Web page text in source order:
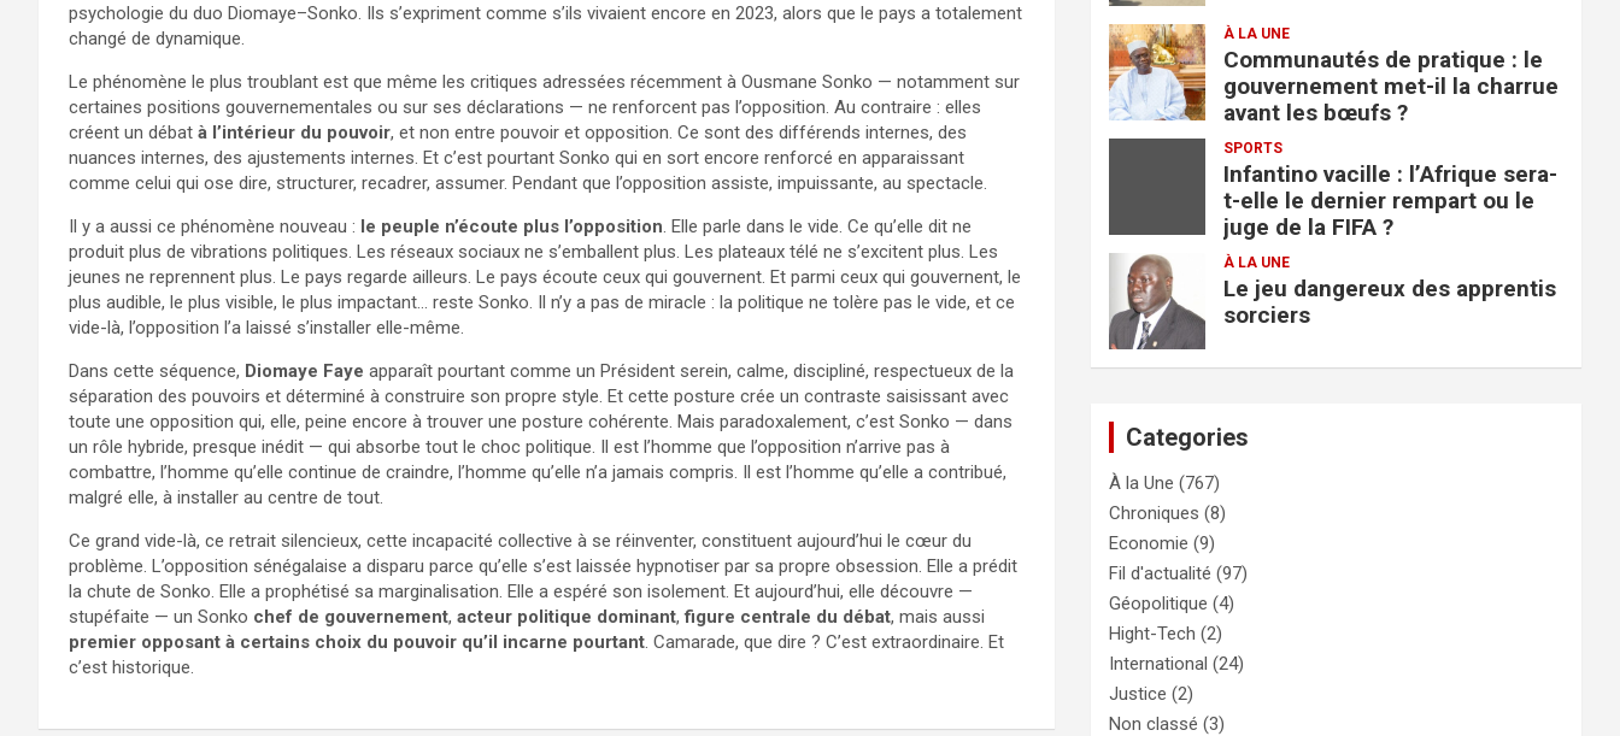
psychologie du duo Diomaye–Sonko. Ils s’expriment comme s’ils vivaient encore en 2023, alors que le pays a totalement
changé de dynamique.
Le phénomène le plus troublant est que même les critiques adressées récemment à Ousmane Sonko — notamment sur
certaines positions gouvernementales ou sur ses déclarations — ne renforcent pas l’opposition. Au contraire : elles
créent un débat à l’intérieur du pouvoir, et non entre pouvoir et opposition. Ce sont des différends internes, des
nuances internes, des ajustements internes. Et c’est pourtant Sonko qui en sort encore renforcé en apparaissant
comme celui qui ose dire, structurer, recadrer, assumer. Pendant que l’opposition assiste, impuissante, au spectacle.
Il y a aussi ce phénomène nouveau : le peuple n’écoute plus l’opposition. Elle parle dans le vide. Ce qu’elle dit ne
produit plus de vibrations politiques. Les réseaux sociaux ne s’emballent plus. Les plateaux télé ne s’excitent plus. Les
jeunes ne reprennent plus. Le pays regarde ailleurs. Le pays écoute ceux qui gouvernent. Et parmi ceux qui gouvernent, le
plus audible, le plus visible, le plus impactant… reste Sonko. Il n’y a pas de miracle : la politique ne tolère pas le vide, et ce
vide-là, l’opposition l’a laissé s’installer elle-même.
Dans cette séquence, Diomaye Faye apparaît pourtant comme un Président serein, calme, discipliné, respectueux de la
séparation des pouvoirs et déterminé à construire son propre style. Et cette posture crée un contraste saisissant avec
toute une opposition qui, elle, peine encore à trouver une posture cohérente. Mais paradoxalement, c’est Sonko — dans
un rôle hybride, presque inédit — qui absorbe tout le choc politique. Il est l’homme que l’opposition n’arrive pas à
combattre, l’homme qu’elle continue de craindre, l’homme qu’elle n’a jamais compris. Il est l’homme qu’elle a contribué,
malgré elle, à installer au centre de tout.
Ce grand vide-là, ce retrait silencieux, cette incapacité collective à se réinventer, constituent aujourd’hui le cœur du
problème. L’opposition sénégalaise a disparu parce qu’elle s’est laissée hypnotiser par sa propre obsession. Elle a prédit
la chute de Sonko. Elle a prophétisé sa marginalisation. Elle a espéré son isolement. Et aujourd’hui, elle découvre —
stupéfaite — un Sonko chef de gouvernement, acteur politique dominant,figure centrale du débat, mais aussi
premier opposant à certains choix du pouvoir qu’il incarne pourtant. Camarade, que dire ? C’est extraordinaire. Et
c’est historique.
À LA UNE
Communautés de pratique : le
gouvernement met-il la charrue
avant les bœufs ?
SPORTS
Infantino vacille : l’Afrique sera-
t-elle le dernier rempart ou le
juge de la FIFA ?
À LA UNE
Le jeu dangereux des apprentis
sorciers
Categories
À la Une (767)
Chroniques (8)
Economie (9)
Fil d'actualité (97)
Géopolitique (4)
Hight-Tech (2)
International (24)
Justice (2)
Non classé (3)